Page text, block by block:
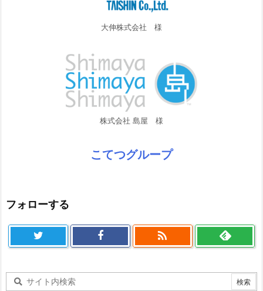
大伸株式会社 様
株式会社 島屋 様
こてつグループ
フォローする
